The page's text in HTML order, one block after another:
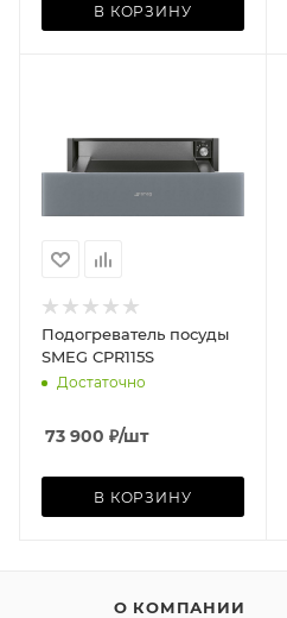
В КОРЗИНУ
Подогреватель посуды
SMEG CPR115S
Достаточно
73 900 ₽/шт
В КОРЗИНУ
О КОМПАНИИ